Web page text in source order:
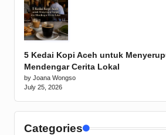
5 Kedai Kopi Aceh untuk
Mendengar Cerita Lokal
by Joana Wongso
July 25, 2026
Categories